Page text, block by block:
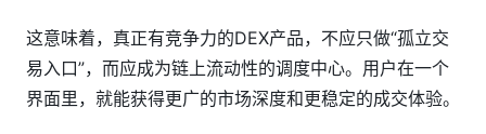
这意味着，真正有竞争力的DEX产品，不应只做“孤立交
易入口”，而应成为链上流动性的调度中心。用户在一个
界面里，就能获得更广的市场深度和更稳定的成交体验。